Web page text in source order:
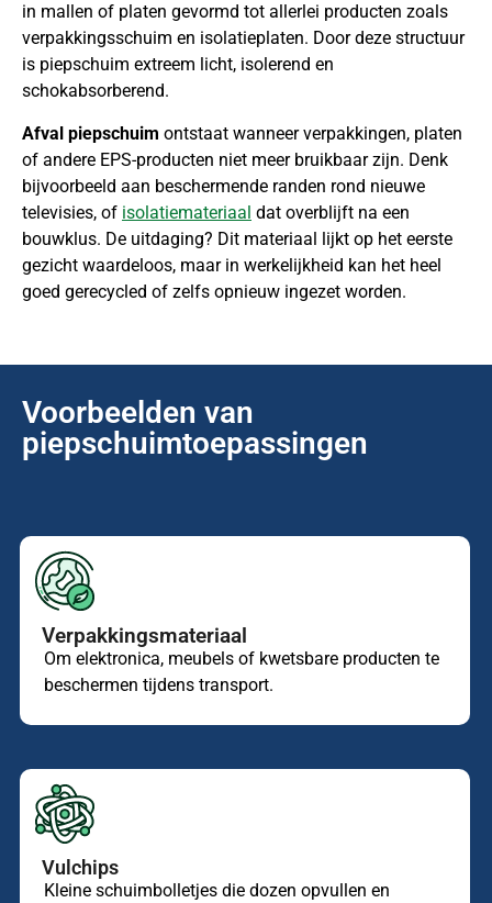
in mallen of platen gevormd tot allerlei producten zoals
verpakkingsschuim en isolatieplaten. Door deze structuur
is piepschuim extreem licht, isolerend en
schokabsorberend.
Afval piepschuim ontstaat wanneer verpakkingen, platen
of andere EPS-producten niet meer bruikbaar zijn. Denk
bijvoorbeeld aan beschermende randen rond nieuwe
televisies, of isolatiemateriaal dat overblijft na een
bouwklus. De uitdaging? Dit materiaal lijkt op het eerste
gezicht waardeloos, maar in werkelijkheid kan het heel
goed gerecycled of zelfs opnieuw ingezet worden.
Voorbeelden van
piepschuimtoepassingen
Verpakkingsmateriaal
Om elektronica, meubels of kwetsbare producten te
beschermen tijdens transport.
Vulchips
Kleine schuimbolletjes die dozen opvullen en